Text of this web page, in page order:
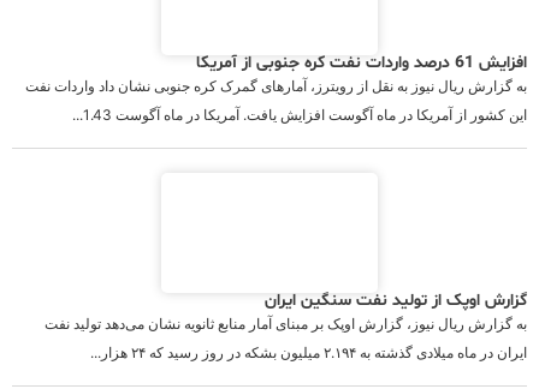
افزایش 61 درصد واردات نفت کره جنوبی از آمریکا
به گزارش ریال نیوز به نقل از رویترز، آمارهای گمرک کره جنوبی نشان داد واردات نفت
این کشور از آمریکا در ماه آگوست افزایش یافت. آمریکا در ماه آگوست 1.43...
گزارش اوپک از تولید نفت سنگین ایران
به گزارش ریال نیوز، گزارش اوپک بر مبنای آمار منابع ثانویه نشان می‌دهد تولید نفت
ایران در ماه میلادی گذشته به ۲.۱۹۴ میلیون بشکه در روز رسید که ۲۴ هزار...